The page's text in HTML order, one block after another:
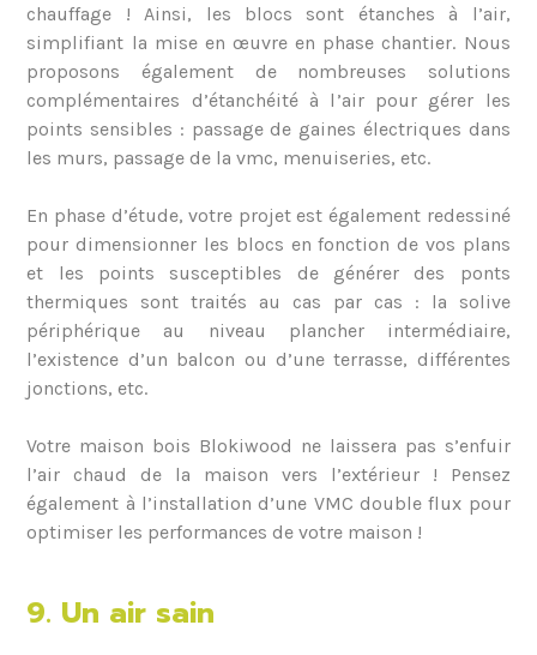
chauffage ! Ainsi, les blocs sont étanches à l’air,
simplifiant la mise en œuvre en phase chantier. Nous
proposons également de nombreuses solutions
complémentaires d’étanchéité à l’air pour gérer les
points sensibles : passage de gaines électriques dans
les murs, passage de la vmc, menuiseries, etc.
En phase d’étude, votre projet est également redessiné
pour dimensionner les blocs en fonction de vos plans
et les points susceptibles de générer des ponts
thermiques sont traités au cas par cas : la solive
périphérique au niveau plancher intermédiaire,
l’existence d’un balcon ou d’une terrasse, différentes
jonctions, etc.
Votre maison bois Blokiwood ne laissera pas s’enfuir
l’air chaud de la maison vers l’extérieur ! Pensez
également à l’installation d’une VMC double flux pour
optimiser les performances de votre maison !
9. Un air sain